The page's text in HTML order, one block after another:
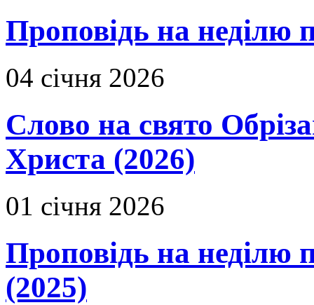
Проповідь на неділю
04 січня 2026
Слово на свято
Христа (2026)
01 січня 2026
Проповідь на неділю
(2025)